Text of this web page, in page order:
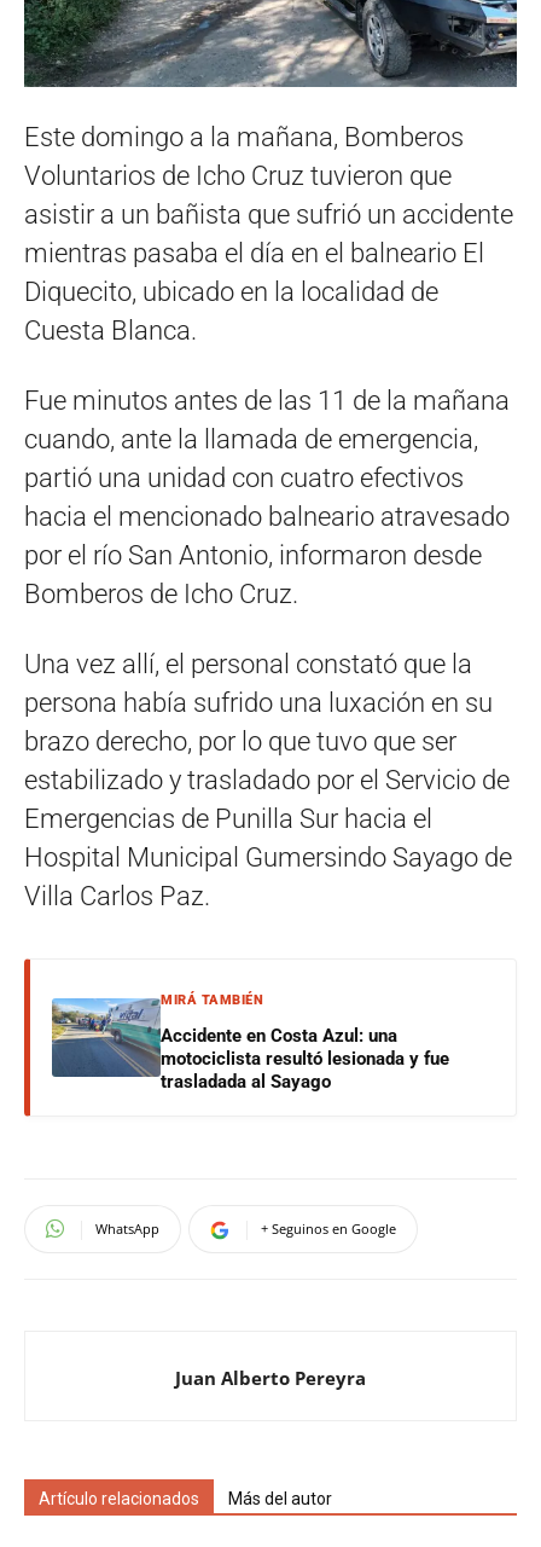
Este domingo a la mañana, Bomberos
Voluntarios de Icho Cruz tuvieron que
asistir a un bañista que sufrió un accidente
mientras pasaba el día en el balneario El
Diquecito, ubicado en la localidad de
Cuesta Blanca.
Fue minutos antes de las 11 de la mañana
cuando, ante la llamada de emergencia,
partió una unidad con cuatro efectivos
hacia el mencionado balneario atravesado
por el río San Antonio, informaron desde
Bomberos de Icho Cruz.
Una vez allí, el personal constató que la
persona había sufrido una luxación en su
brazo derecho, por lo que tuvo que ser
estabilizado y trasladado por el Servicio de
Emergencias de Punilla Sur hacia el
Hospital Municipal Gumersindo Sayago de
Villa Carlos Paz.
MIRÁ TAMBIÉN
Accidente en Costa Azul: una
motociclista resultó lesionada y fue
trasladada al Sayago
WhatsApp + Seguinos en Google
Juan Alberto Pereyra
Artículo relacionados Más del autor